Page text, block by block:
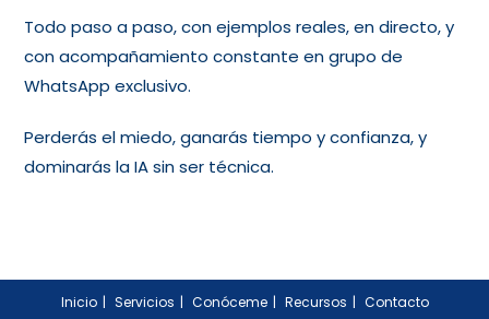
Todo paso a paso, con ejemplos reales, en directo, y
con acompañamiento constante en grupo de
WhatsApp exclusivo.
Perderás el miedo, ganarás tiempo y confianza, y
dominarás la IA sin ser técnica.
Inicio Servicios Conóceme Recursos Contacto